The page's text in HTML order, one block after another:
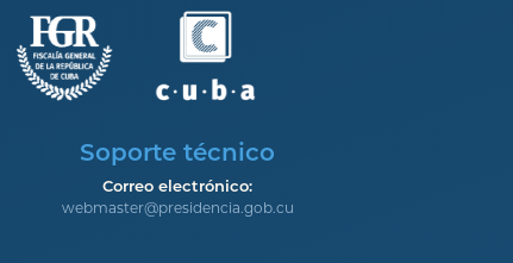
Soporte técnico
Correo electrónico:
webmaster@presidencia.gob.cu